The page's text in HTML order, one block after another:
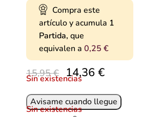
Compra este
artículo y acumula 1
Partida, que
equivalen a 0,25 €
15,95€ 14,36 €
Sin existencias
Sin existencias